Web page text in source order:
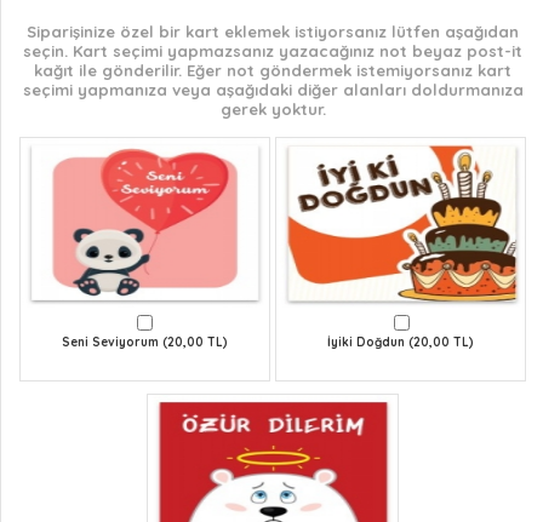
Siparişinize özel bir kart eklemek istiyorsanız lütfen aşağıdan
seçin. Kart seçimi yapmazsanız yazacağınız not beyaz post-it
kağıt ile gönderilir. Eğer not göndermek istemiyorsanız kart
seçimi yapmanıza veya aşağıdaki diğer alanları doldurmanıza
gerek yoktur.
Seni Seviyorum (20,00 TL) İyiki Doğdun (20,00 TL)